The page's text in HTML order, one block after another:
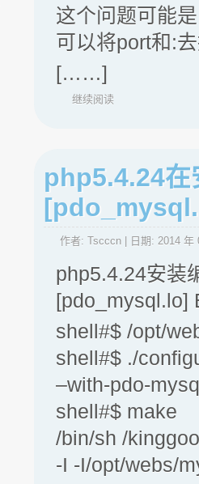
这个问题可能
可以将port和:
[……]
继续阅读
php5.4.24在
作者: Tscccn | 日期: 2014 年
php5.4.24安装
[pdo_mysql.lo]
shell#$ /opt/
shell#$ ./
–with-pdo-
shell#$ make
/bin/sh /
-I -I/opt/webs/